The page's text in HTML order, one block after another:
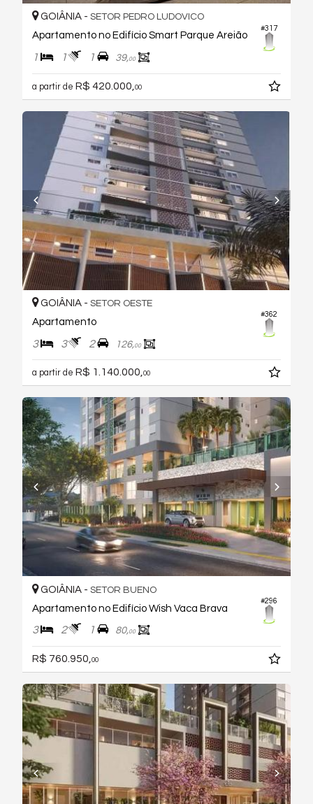
#317
GOIÂNIA - SETOR PEDRO LUDOVICO
Apartamento no Edifício Smart Parque Areião
1 1 1 39,00
a partir de R$ 420.000, 00
#362
GOIÂNIA - SETOR OESTE
Apartamento
3 3 2 126,00
a partir de R$ 1.140.000,00
#296
GOIÂNIA - SETOR BUENO
Apartamento no Edifício Wish Vaca Brava
3 2 1 80,00
R$ 760.950, 00